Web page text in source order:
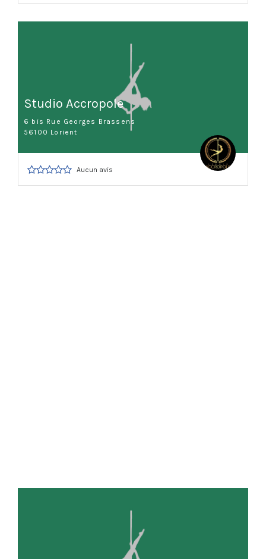
Studio Accropole
6 bis Rue Georges Brassens
56100 Lorient
Aucun avis